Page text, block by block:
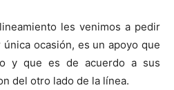
les venimos a pedir
ocasión, es un apoyo que
y que es de acuerdo a sus
del otro lado de la línea.